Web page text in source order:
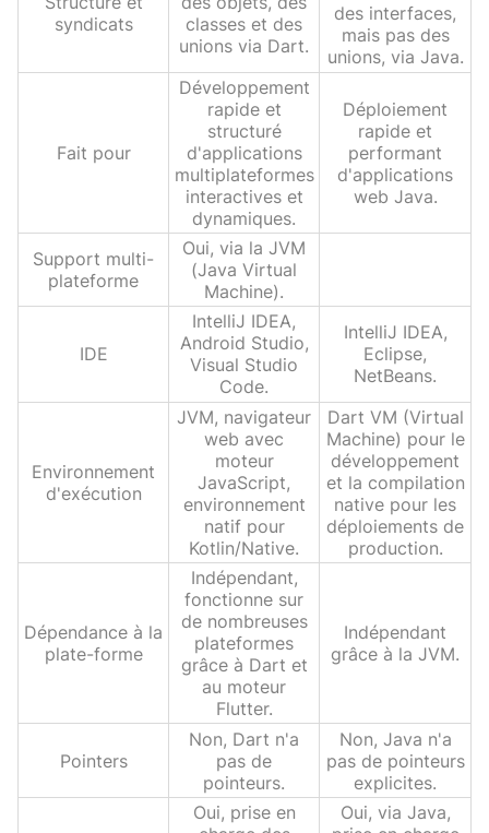
syndicats
classes et des
unions via Dart.
des interfaces,
mais pas des
unions, via Java.
Fait pour
Développement
rapide et
structuré
d'applications
multiplateformes
interactives et
dynamiques.
Déploiement
rapide et
performant
d'applications
web Java.
Support multi-
plateforme
Oui, via la JVM
(Java Virtual
Machine).
IDE
IntelliJ IDEA,
Android Studio,
Visual Studio
Code.
IntelliJ IDEA,
Eclipse,
NetBeans.
Environnement
d'exécution
JVM, navigateur
web avec
moteur
JavaScript,
environnement
natif pour
Kotlin/Native.
Dart VM (Virtual
Machine) pour le
développement
et la compilation
native pour les
déploiements de
production.
Dépendance à la
plate-forme
Indépendant,
fonctionne sur
de nombreuses
plateformes
grâce à Dart et
au moteur
Flutter.
Indépendant
grâce à la JVM.
Pointers
Non, Dart n'a
pas de
pointeurs.
Non, Java n'a
pas de pointeurs
explicites.
Oui, prise en
Oui, via Java,